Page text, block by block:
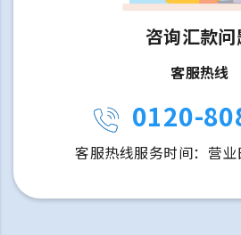
咨询汇款问
客服热线
0120-
客服热线服务时间：营